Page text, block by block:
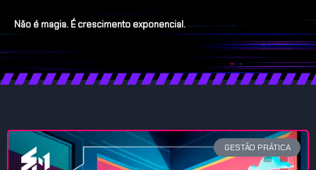
Não é magia. É crescimento exponencial.
GESTÃO PRÁTICA